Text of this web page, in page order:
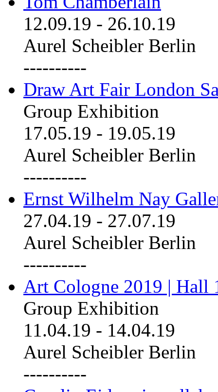
12.09.19 - 26.10.19
Aurel Scheibler Berlin
----------
Draw Art Fair London
Group Exhibition
17.05.19 - 19.05.19
Aurel Scheibler Berlin
----------
Ernst Wilhelm Nay
27.04.19 - 27.07.19
Aurel Scheibler Berlin
----------
Art Cologne 2019 | Hall
Group Exhibition
11.04.19 - 14.04.19
Aurel Scheibler Berlin
----------